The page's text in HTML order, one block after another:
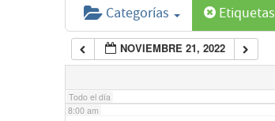
Categorías Etiquetas
NOVIEMBRE 21, 2022
Todo el día
6:00 am
7:00 am
8:00 am